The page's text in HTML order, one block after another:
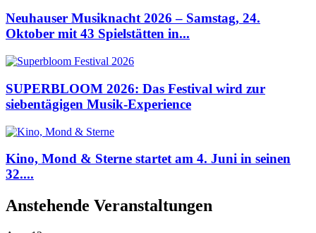
Neuhauser Musiknacht 2026 – Samstag, 24.
Oktober mit 43 Spielstätten in...
SUPERBLOOM 2026: Das Festival wird zur
siebentägigen Musik-Experience
Kino, Mond & Sterne startet am 4. Juni in seinen
32....
Anstehende Veranstaltungen